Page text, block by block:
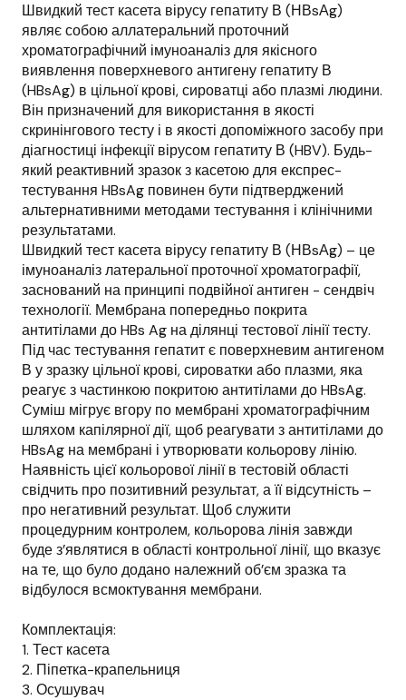
Швидкий тест касета вірусу гепатиту В (НВsАg)
являє собою аллатеральний проточний
хроматографічний імуноаналіз для якісного
виявлення поверхневого антигену гепатиту В
(HBsAg) в цільної крові, сироватці або плазмі людини.
Він призначений для використання в якості
скринінгового тесту і в якості допоміжного засобу при
діагностиці інфекції вірусом гепатиту В (HBV). Будь-
який реактивний зразок з касетою для експрес-
тестування HBsAg повинен бути підтверджений
альтернативними методами тестування і клінічними
результатами.
Швидкий тест касета вірусу гепатиту В (НВsАg) – це
імуноаналіз латеральної проточної хроматографії,
заснований на принципі подвійної антиген - сендвіч
технології. Мембрана попередньо покрита
антитілами до HBs Ag на ділянці тестової лінії тесту.
Під час тестування гепатит є поверхневим антигеном
В у зразку цільної крові, сироватки або плазми, яка
реагує з частинкою покритою антитілами до HBsAg.
Суміш мігрує вгору по мембрані хроматографічним
шляхом капілярної дії, щоб реагувати з антитілами до
HBsAg на мембрані і утворювати кольорову лінію.
Наявність цієї кольорової лінії в тестовій області
свідчить про позитивний результат, а її відсутність –
про негативний результат. Щоб служити
процедурним контролем, кольорова лінія завжди
буде з’являтися в області контрольної лінії, що вказує
на те, що було додано належний об’єм зразка та
відбулося всмоктування мембрани.
Комплектація:
1. Тест касета
2. Піпетка-крапельниця
3. Осушувач